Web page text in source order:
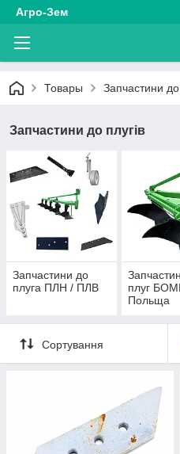
Агро-Зем
Товары Запчастини до
Запчастини до плугів
Запчастини до
плуга ПЛН / ПЛВ
плуг
Польща
Сортування